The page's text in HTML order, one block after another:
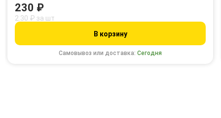
Самовывоз или доставка:Сегодня
230 ₽
2.30 ₽ за шт
В корзину